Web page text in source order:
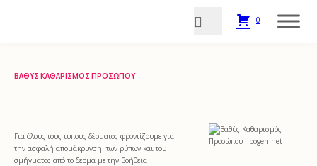
0
ΒΑΘΎΣ ΚΑΘΑΡΙΣΜΌΣ ΠΡΟΣΏΠΟΥ
Για όλους τους τύπους δέρματος φροντίζουμε για
την ασφαλή απομάκρυνση των ρύπων και του
σμήγματος από το δέρμα με την βοήθεια